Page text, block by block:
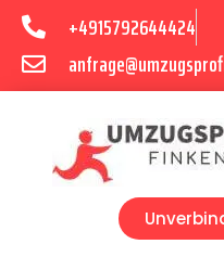
+4915792644424